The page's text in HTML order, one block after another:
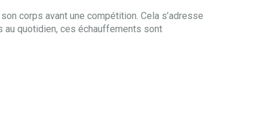
corps avant une compétition. Cela s’adresse
au quotidien, ces échauffements sont